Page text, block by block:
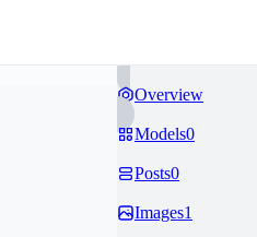
Overview
Models0
Posts0
Images1